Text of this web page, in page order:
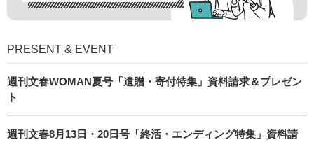
PRESENT & EVENT
週刊文春WOMAN夏号「遺贈・寄付特集」資料請求＆プレゼン
ト
週刊文春8月13日・20日号「終活・エンディング特集」資料請